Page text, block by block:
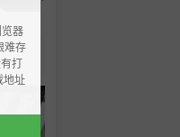
器
难存
打
地址